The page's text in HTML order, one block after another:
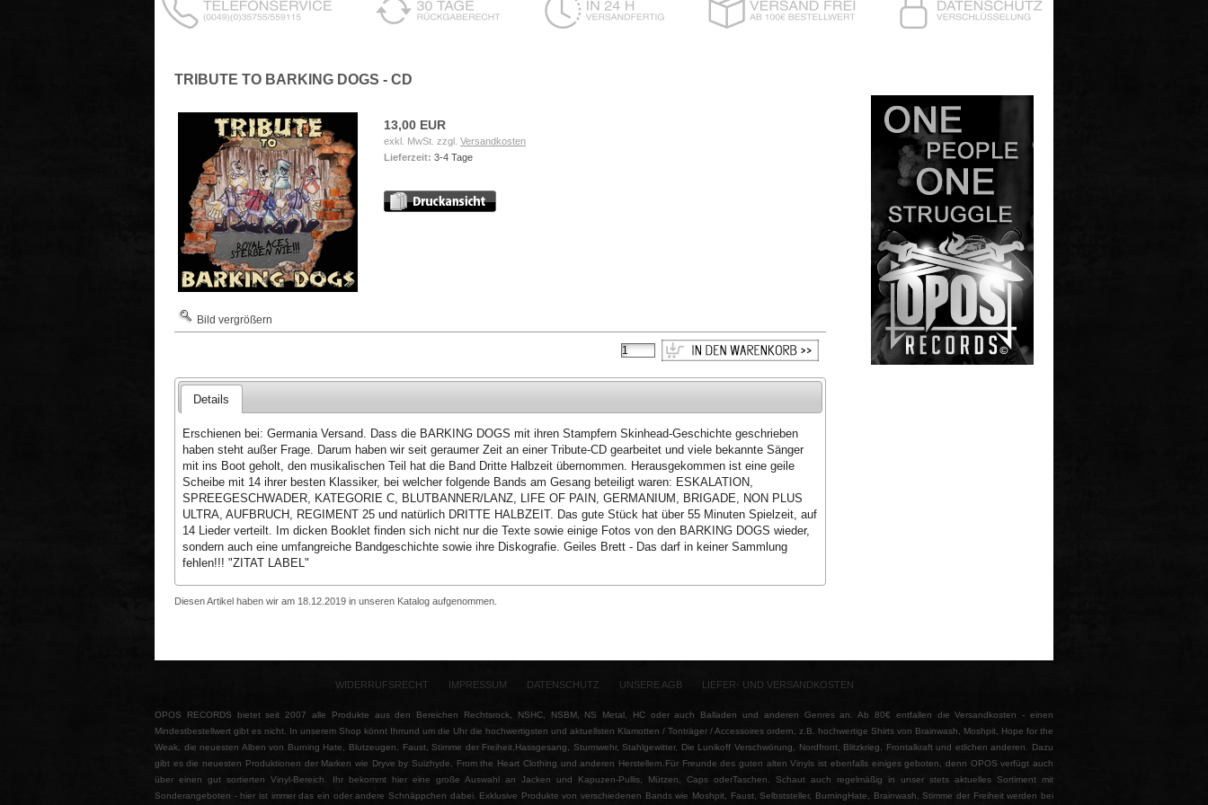
TRIBUTE TO BARKING DOGS - CD
Bild vergrößern
13,00 EUR
exkl. MwSt. zzgl. Versandkosten
Lieferzeit: 3-4 Tage
Details
Erschienen bei: Germania Versand. Dass die BARKING DOGS mit ihren Stampfern Skinhead-Geschichte geschrieben
haben steht außer Frage. Darum haben wir seit geraumer Zeit an einer Tribute-CD gearbeitet und viele bekannte Sänger
mit ins Boot geholt, den musikalischen Teil hat die Band Dritte Halbzeit übernommen. Herausgekommen ist eine geile
Scheibe mit 14 ihrer besten Klassiker, bei welcher folgende Bands am Gesang beteiligt waren: ESKALATION,
SPREEGESCHWADER, KATEGORIE C, BLUTBANNER/LANZ, LIFE OF PAIN, GERMANIUM, BRIGADE, NON PLUS
ULTRA, AUFBRUCH, REGIMENT 25 und natürlich DRITTE HALBZEIT. Das gute Stück hat über 55 Minuten Spielzeit, auf
14 Lieder verteilt. Im dicken Booklet finden sich nicht nur die Texte sowie einige Fotos von den BARKING DOGS wieder,
sondern auch eine umfangreiche Bandgeschichte sowie ihre Diskografie. Geiles Brett - Das darf in keiner Sammlung
fehlen!!! "ZITAT LABEL"
Diesen Artikel haben wir am 18.12.2019 in unseren Katalog aufgenommen.
WIDERRUFSRECHT IMPRESSUM DATENSCHUTZ UNSERE AGB LIEFER- UND VERSANDKOSTEN
OPOS RECORDS bietet seit 2007 alle Produkte aus den Bereichen Rechtsrock, NSHC, NSBM, NS Metal, HC oder auch Balladen und anderen Genres an. Ab 80€ entfallen die Versandkosten - einen
Mindestbestellwert gibt es nicht. In unserem Shop könnt Ihrrund um die Uhr die hochwertigsten und aktuellsten Klamotten / Tonträger / Accessoires ordern, z.B. hochwertige Shirts von Brainwash, Moshpit, Hope for the
Weak, die neuesten Alben von Burning Hate, Blutzeugen, Faust, Stimme der Freiheit,Hassgesang, Sturmwehr, Stahlgewitter, Die Lunikoff Verschwörung, Nordfront, Blitzkrieg, Frontalkraft und etlichen anderen. Dazu
gibt es die neuesten Produktionen der Marken wie Dryve by Suizhyde, From the Heart Clothing und anderen Herstellern.Für Freunde des guten alten Vinyls ist ebenfalls einiges geboten, denn OPOS verfügt auch
über einen gut sortierten Vinyl-Bereich. Ihr bekommt hier eine große Auswahl an Jacken und Kapuzen-Pullis, Mützen, Caps oderTaschen. Schaut auch regelmäßig in unser stets aktuelles Sortiment mit
Sonderangeboten - hier ist immer das ein oder andere Schnäppchen dabei. Exklusive Produkte von verschiedenen Bands wie Moshpit, Faust, Selbststeller, BurningHate, Brainwash, Stimme der Freiheit werden bei